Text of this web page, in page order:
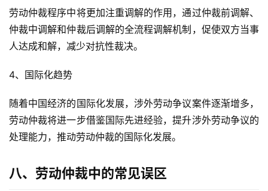
劳动仲裁程序中将更加注重调解的作用，通过仲裁前调解、
仲裁中调解和仲裁后调解的全流程调解机制，促使双方当事
人达成和解，减少对抗性裁决。
4、国际化趋势
随着中国经济的国际化发展，涉外劳动争议案件逐渐增多，
劳动仲裁将进一步借鉴国际先进经验，提升涉外劳动争议的
处理能力，推动劳动仲裁的国际化发展。
八、劳动仲裁中的常见误区